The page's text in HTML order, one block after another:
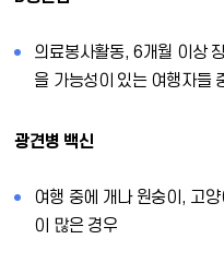
의료봉사활동, 6개월 이상
을 가능성이 있는 여행자들
광견병 백신
여행 중에 개나 원숭이, 고
이 많은 경우